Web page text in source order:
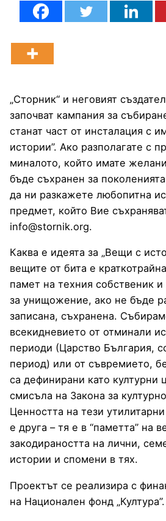
„Сторник“ и неговият
започват кампания за
станат част от инсталация с
истории”. Ако разполагате с
миналото, който имате
бъде съхранен за
да ни разкажете любопитна
предмет, който Вие
info@stornik.org.
Каква е идеята за „Вещи с
вещите от бита е
памет на техния собственик
за унищожение, ако не бъде
записана, съхранена.
всекидневието от отминали
периоди (Царство България,
период) или от съвремието,
са дефинирани като културни
смисъла на Закона за
Ценността на тези
е друга – тя е в “паметта” на
закодираността на лични,
истории и спомени в тях.
Проектът се реализира с
на Национален фонд „Култура”.